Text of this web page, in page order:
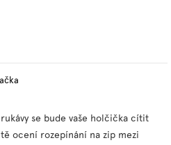
se bude vaše holčička cítit
ocení rozepínání na zip mezi